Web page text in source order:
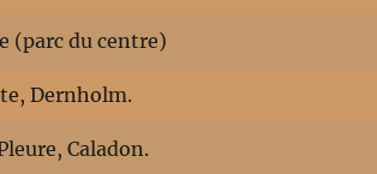
(parc du centre)
Dernholm.
Caladon.